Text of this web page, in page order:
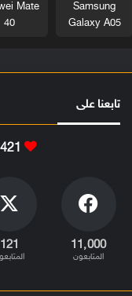
Samsung
Galaxy A05
Mate
40
تابعنا على
11٬000
المتابعون
121